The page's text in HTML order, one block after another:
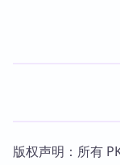
版权声明：所有